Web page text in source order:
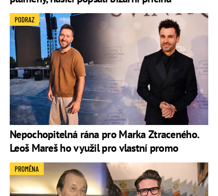
Nepochopitelná rána pro Marka Ztraceného.
Leoš Mareš ho využil pro vlastní promo
PODRAZ
PROMĚNA